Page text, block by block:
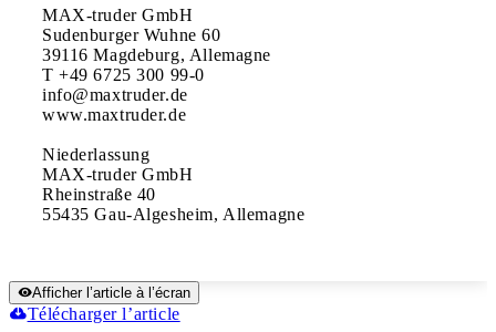
MAX-truder GmbH
Sudenburger Wuhne 60
39116 Magdeburg, Allemagne
T +49 6725 300 99-0
info@maxtruder.de
www.maxtruder.de
Niederlassung
MAX-truder GmbH
Rheinstraße 40
Afficher l’article à l’écran
Télécharger l’article